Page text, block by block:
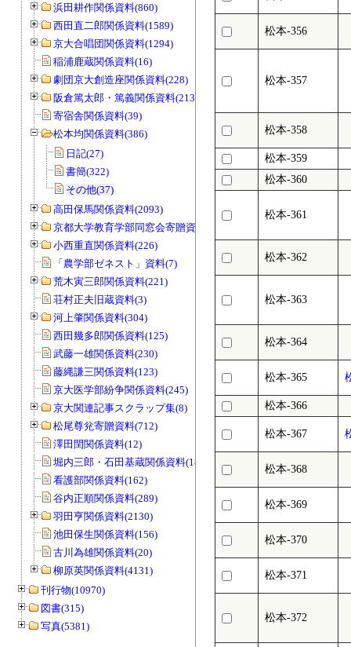
浜田耕作関係資料(860)
西田直二郎関係資料(1589)
京大合唱団関係資料(1294)
稲浦鹿蔵関係資料(16)
劇団京大創造座関係資料(228)
阪倉篤太郎・篤義関係資料(213)
寄宿舎関係資料(39)
松本均関係資料(386)
日記(27)
書簡(322)
その他(37)
高田保馬関係資料(2093)
京都大学教育学部同窓会寄贈資料(963)
小西重直関係資料(226)
「農学部ゼネスト」資料(7)
荒木寅三郎関係資料(221)
荘村正夫旧蔵資料(3)
河上肇関係資料(304)
西田幾多郎関係資料(125)
武藤一雄関係資料(230)
藤縄謙三関係資料(123)
京大医学部紛争関係資料(245)
京大関連記事スクラップ集(8)
松尾尊兊寄贈資料(712)
澤田閏関係資料(12)
堀内三郎・石田基蔵関係資料(189)
看護部関係資料(162)
谷内正順関係資料(289)
羽田亨関係資料(2130)
池田保生関係資料(156)
古川為雄関係資料(20)
柳原英関係資料(4131)
刊行物(10970)
図書(315)
写真(5381)
松本-356
松本-357
松本-358
松本-359
松本-360
松本-361
松本-362
松本-363
松本-364
松本-365
松本-366
松本-367
松本-368
松本-369
松本-370
松本-371
松本-372